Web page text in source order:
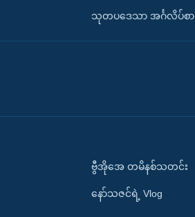
သုတပဒေသာ အင်္ဂလိပ်စာ
ဗွီအိုအေ တမိနစ်သတင်း
နော်သဇင်ရဲ့ Vlog